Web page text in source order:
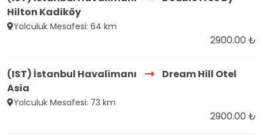
Hilton Kadiköy
Yolculuk Mesafesi: 64 km
2900.00 ₺
(IST) İstanbul Havalimanı
Dream Hill Otel
Asia
Yolculuk Mesafesi: 73 km
2900.00 ₺